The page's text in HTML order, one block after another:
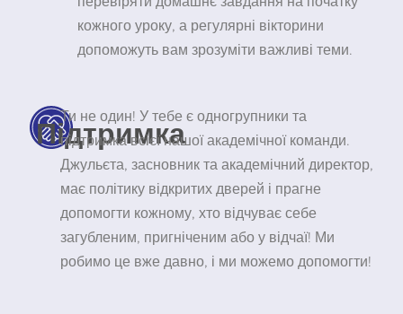
кожного уроку, а регулярні вікторини
допоможуть вам зрозуміти важливі теми.
Підтримка
Ти не один! У тебе є одногрупники та
підтримка всієї нашої академічної команди.
Джульєта, засновник та академічний директор,
має політику відкритих дверей і прагне
допомогти кожному, хто відчуває себе
загубленим, пригніченим або у відчаї! Ми
робимо це вже давно, і ми можемо допомогти!